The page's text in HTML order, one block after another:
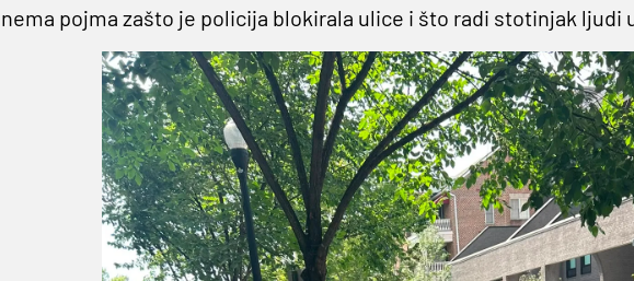
nema pojma zašto je policija blokirala ulice i što radi stotinjak ljudi